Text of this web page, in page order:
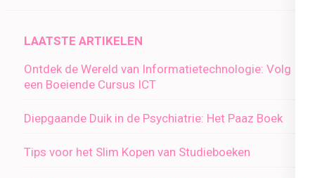
LAATSTE ARTIKELEN
Ontdek de Wereld van Informatietechnologie: Volg
een Boeiende Cursus ICT
Diepgaande Duik in de Psychiatrie: Het Paaz Boek
Tips voor het Slim Kopen van Studieboeken